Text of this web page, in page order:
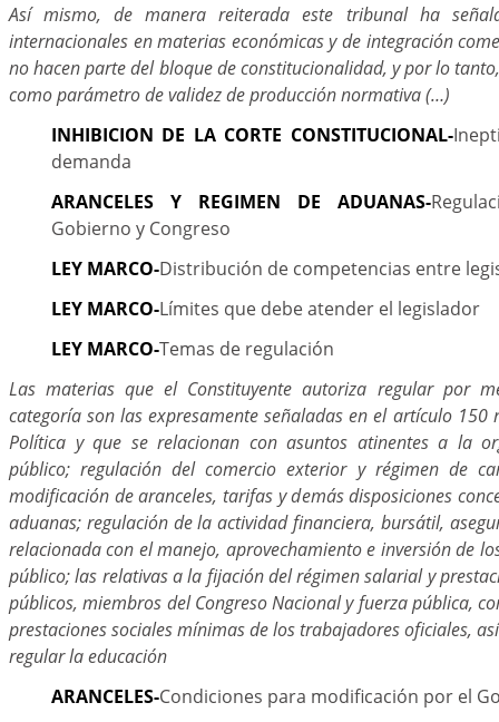
Así mismo, de manera reiterada este tribunal ha
internacionales en materias económicas y de integración
no hacen parte del bloque de constitucionalidad, y por lo
como parámetro de validez de producción normativa (…)
INHIBICION DE LA CORTE CONSTITUCIONAL-
demanda
ARANCELES Y REGIMEN DE ADUANAS-
Gobierno y Congreso
LEY MARCO-Distribución de competencias entre
LEY MARCO-Límites que debe atender el legislador
LEY MARCO-Temas de regulación
Las materias que el Constituyente autoriza regular por
categoría son las expresamente señaladas en el artículo 150
Política y que se relacionan con asuntos atinentes a la
público; regulación del comercio exterior y régimen de
modificación de aranceles, tarifas y demás disposiciones
aduanas; regulación de la actividad financiera, bursátil,
relacionada con el manejo, aprovechamiento e inversión de
público; las relativas a la fijación del régimen salarial y
públicos, miembros del Congreso Nacional y fuerza pública,
prestaciones sociales mínimas de los trabajadores oficiales,
regular la educación
ARANCELES-Condiciones para modificación por el